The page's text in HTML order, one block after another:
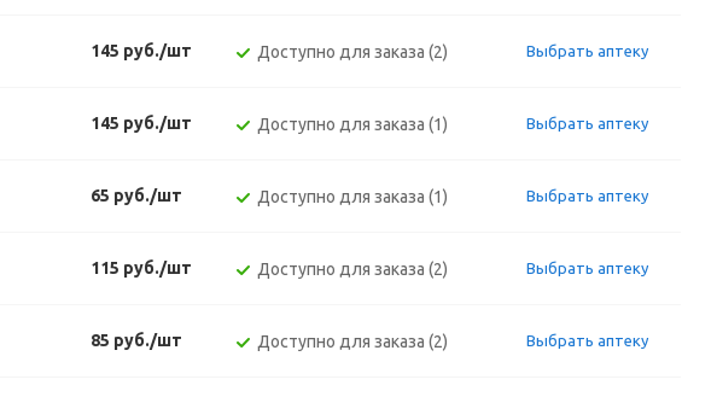
145 руб./шт Доступно для заказа (2) Выбрать аптеку
145 руб./шт Доступно для заказа (1) Выбрать аптеку
65 руб./шт Доступно для заказа (1) Выбрать аптеку
115 руб./шт Доступно для заказа (2) Выбрать аптеку
85 руб./шт Доступно для заказа (2) Выбрать аптеку